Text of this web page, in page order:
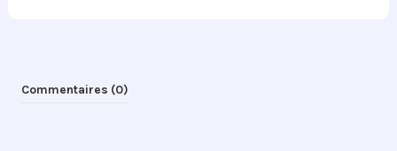
Commentaires (0)